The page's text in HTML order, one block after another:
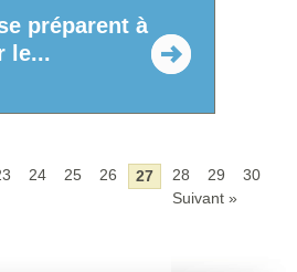
préparent à
le...
24 25 26 27 28 29
30
Suivant »